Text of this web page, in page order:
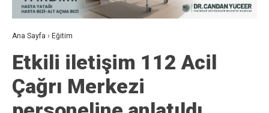
Ana Sayfa › Eğitim
Etkili iletişim 112 Acil
Çağrı Merkezi